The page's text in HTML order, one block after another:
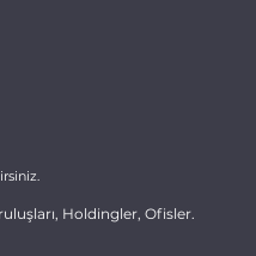
Holdingler, Ofisler.